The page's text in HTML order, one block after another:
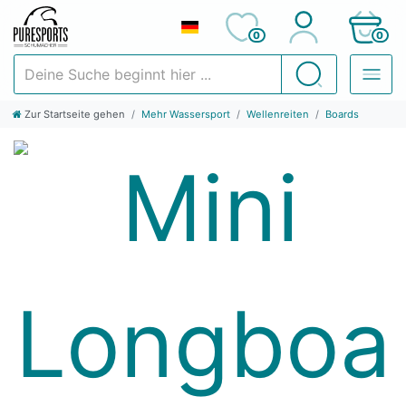
Suchen
0 0
Zur Startseite gehen Mehr Wassersport Wellenreiten Boards